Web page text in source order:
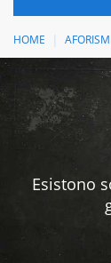
HOME
Esistono